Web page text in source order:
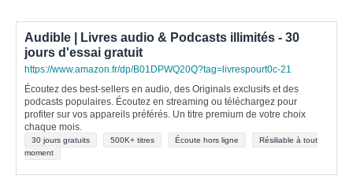
Audible | Livres audio & Podcasts illimités - 30
jours d'essai gratuit
https://www.amazon.fr/dp/B01DPWQ20Q?tag=livrespourt0c-21
Écoutez des best-sellers en audio, des Originals exclusifs et des
podcasts populaires. Écoutez en streaming ou téléchargez pour
profiter sur vos appareils préférés. Un titre premium de votre choix
chaque mois.
30 jours gratuits 500K+ titres Écoute hors ligne
Résiliable à tout
moment